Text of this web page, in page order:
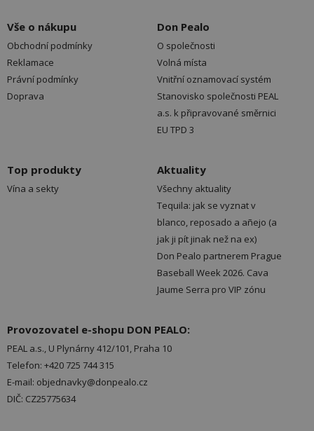
Vše o nákupu
Obchodní podmínky
Reklamace
Právní podmínky
Doprava
Don Pealo
O společnosti
Volná místa
Vnitřní oznamovací systém
Stanovisko společnosti PEAL
a.s. k připravované směrnici
EU TPD 3
Top produkty
Vína a sekty
Aktuality
Všechny aktuality
Tequila: jak se vyznat v
blanco, reposado a añejo (a
jak ji pít jinak než na ex)
Don Pealo partnerem Prague
Baseball Week 2026. Cava
Jaume Serra pro VIP zónu
Provozovatel e-shopu DON PEALO:
PEAL a.s., U Plynárny 412/101, Praha 10
Telefon: +420 725 744 315
E-mail: objednavky@donpealo.cz
DIČ: CZ25775634